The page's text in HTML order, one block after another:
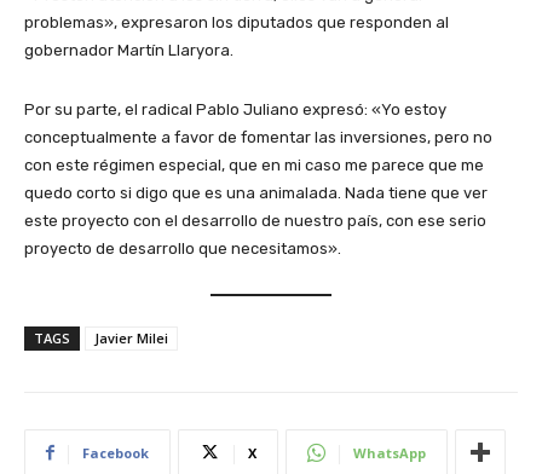
problemas», expresaron los diputados que responden al
gobernador Martín Llaryora.
Por su parte, el radical Pablo Juliano expresó: «Yo estoy
conceptualmente a favor de fomentar las inversiones, pero no
con este régimen especial, que en mi caso me parece que me
quedo corto si digo que es una animalada. Nada tiene que ver
este proyecto con el desarrollo de nuestro país, con ese serio
proyecto de desarrollo que necesitamos».
TAGS Javier Milei
Facebook X WhatsApp